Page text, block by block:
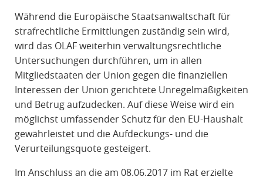
Während die Europäische Staatsanwaltschaft für
strafrechtliche Ermittlungen zuständig sein wird,
wird das OLAF weiterhin verwaltungsrechtliche
Untersuchungen durchführen, um in allen
Mitgliedstaaten der Union gegen die finanziellen
Interessen der Union gerichtete Unregelmäßigkeiten
und Betrug aufzudecken. Auf diese Weise wird ein
möglichst umfassender Schutz für den EU-Haushalt
gewährleistet und die Aufdeckungs- und die
Verurteilungsquote gesteigert.
Im Anschluss an die am 08.06.2017 im Rat erzielte